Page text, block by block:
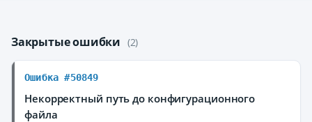
Закрытые ошибки (2)
Ошибка #50849
Некорректный путь до конфигурационного
файла